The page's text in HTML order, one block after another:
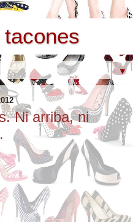
▼
Ni arriba, ni